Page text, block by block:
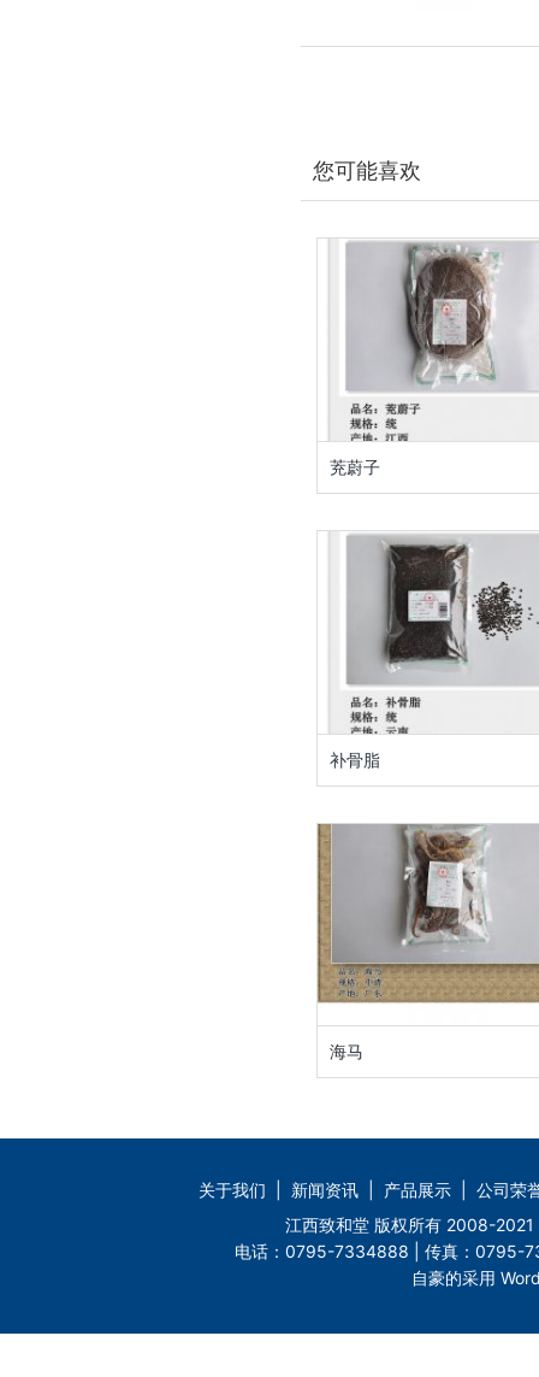
您可能喜欢
茺蔚子
补骨脂
海马
关于我们 新闻资讯 产品展示
公司荣
江西致和堂 版权所有 2008-
电话：0795-7334888 | 传真：0795-
自豪的采用